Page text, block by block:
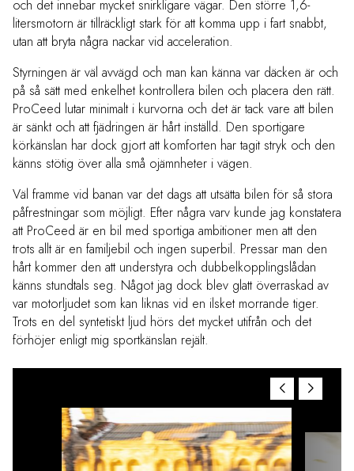
och det innebar mycket snirkligare vägar. Den större 1,6-
litersmotorn är tillräckligt stark för att komma upp i fart snabbt,
utan att bryta några nackar vid acceleration.
Styrningen är väl avvägd och man kan känna var däcken är och
på så sätt med enkelhet kontrollera bilen och placera den rätt.
ProCeed lutar minimalt i kurvorna och det är tack vare att bilen
är sänkt och att fjädringen är hårt inställd. Den sportigare
körkänslan har dock gjort att komforten har tagit stryk och den
känns stötig över alla små ojämnheter i vägen.
Väl framme vid banan var det dags att utsätta bilen för så stora
påfrestningar som möjligt. Efter några varv kunde jag konstatera
att ProCeed är en bil med sportiga ambitioner men att den
trots allt är en familjebil och ingen superbil. Pressar man den
hårt kommer den att understyra och dubbelkopplingslådan
känns stundtals seg. Något jag dock blev glatt överraskad av
var motorljudet som kan liknas vid en ilsket morrande tiger.
Trots en del syntetiskt ljud hörs det mycket utifrån och det
förhöjer enligt mig sportkänslan rejält.